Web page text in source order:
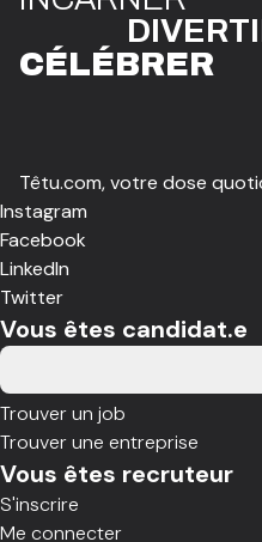
DIVER
CÉLÉBRER
Têtu.com, votre dose
Instagram
Facebook
LinkedIn
Twitter
Vous êtes candidat.e
Trouver un job
Trouver une entreprise
Vous êtes recruteur
S'inscrire
Me connecter